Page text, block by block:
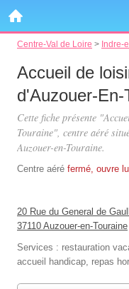
Centre-Val de Loire > Indre-
Accueil de
d'Auzouer-En-
Cette fiche présente
Touraine", centre aéré
Auzouer-en-Touraine.
Centre aéré fermé, ouvre
20 Rue du General de
37110 Auzouer-en-Touraine
Services : restauration
accueil handicap, repas